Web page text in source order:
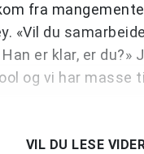
fra
«Vil du
er klar, er du?»
og vi har masse
VIL DU LESE